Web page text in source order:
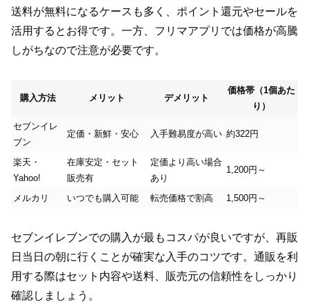
送料が無料になるケースも多く、ポイント還元やセールを
活用するとお得です。一方、フリマアプリでは価格が高騰
しがちなので注意が必要です。
購入方法 メリット デメリット
価格帯（1個あた
り）
セブンイレ
ブン
定価・新鮮・安心 入手難易度が高い 約322円
楽天・
Yahoo!
在庫安定・セット
販売有
定価より高い場合
あり
1,200円～
メルカリ いつでも購入可能 転売価格で割高 1,500円～
セブンイレブンでの購入が最もコスパが良いですが、再販
日当日の朝に行くことが確実な入手のコツです。通販を利
用する際はセット内容や送料、販売元の信頼性をしっかり
確認しましょう。